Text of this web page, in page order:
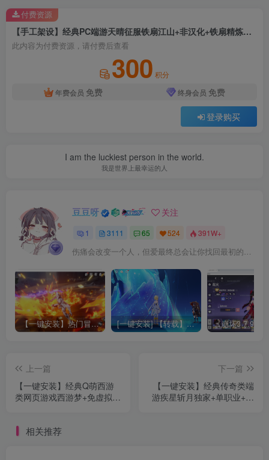
【手工架设】经典PC端游天晴征服铁扇江山+非汉化+铁扇精炼史诗+稳定但不完整+视频教程
此内容为付费资源，请付费后查看
300 积分
年费会员 免费 终身会员 免费
登录购买
付费资源
I am the luckiest person in the world.
我是世界上最幸运的人
豆豆呀 关注
1 3111 65 524 391W+
伤痛会改变一个人，但爱最终总会让你找回最初的自己
【一键安装】热门冒险策略类游戏崩坏：星穹铁道全新2.3版本一键端+一键代理+一键启动+免虚拟机 [一键安装] 【转载】原神3.4真端服务端+源码+配套客户端+详尽说明+GM工具+源码说明文件
上一篇
【一键安装】经典Q萌西游
类网页游戏西游梦+免虚拟机
下一篇
【一键安装】经典传奇类端
游疾星斩月独家+单职业+追
相关推荐